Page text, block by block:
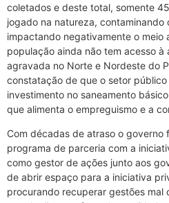
coletados e deste total, somente
jogado na natureza, contaminando
impactando negativamente o meio
população ainda não tem acesso
agravada no Norte e Nordeste do
constatação de que o setor
investimento no saneamento
que alimenta o empreguismo e a
Com décadas de atraso o governo
programa de parceria com a
como gestor de ações junto aos
de abrir espaço para a iniciativa
procurando recuperar gestões mal